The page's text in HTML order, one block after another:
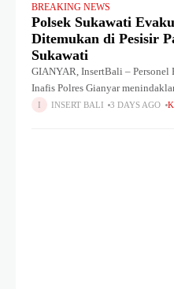
BREAKING NEWS
Polsek Sukawati
Ditemukan di Pesisir
Sukawati
GIANYAR, InsertBali – Personel
Inafis Polres Gianyar
pria dalam keadaan meninggal
INSERT BALI 3 DAYS AGO